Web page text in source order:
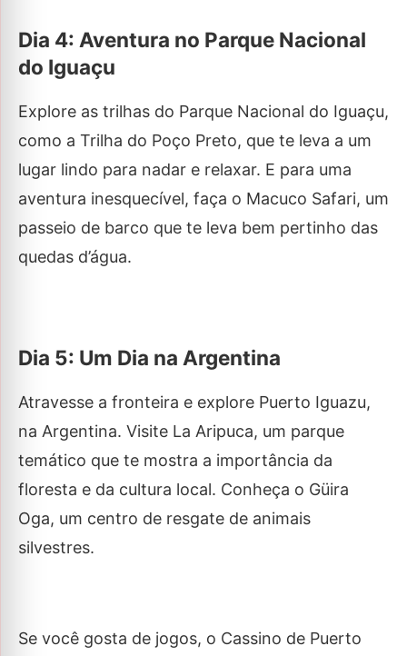
Dia 4: Aventura no Parque Nacional
do Iguaçu
Explore as trilhas do Parque Nacional do Iguaçu,
como a Trilha do Poço Preto, que te leva a um
lugar lindo para nadar e relaxar. E para uma
aventura inesquecível, faça o Macuco Safari, um
passeio de barco que te leva bem pertinho das
quedas d’água.
Dia 5: Um Dia na Argentina
Atravesse a fronteira e explore Puerto Iguazu,
na Argentina. Visite La Aripuca, um parque
temático que te mostra a importância da
floresta e da cultura local. Conheça o Güira
Oga, um centro de resgate de animais
silvestres.
Se você gosta de jogos, o Cassino de Puerto